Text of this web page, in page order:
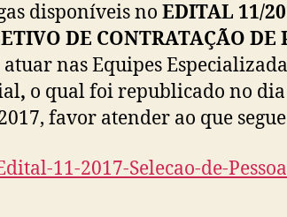
disponíveis no EDITAL 11/
DE CONTRATAÇÃO DE
nas Equipes
, o qual foi republicado no dia
favor atender ao que
11-2017-Selecao-de-